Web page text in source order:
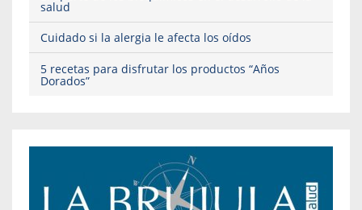
salud
Cuidado si la alergia le afecta los oídos
5 recetas para disfrutar los productos “Años
Dorados”